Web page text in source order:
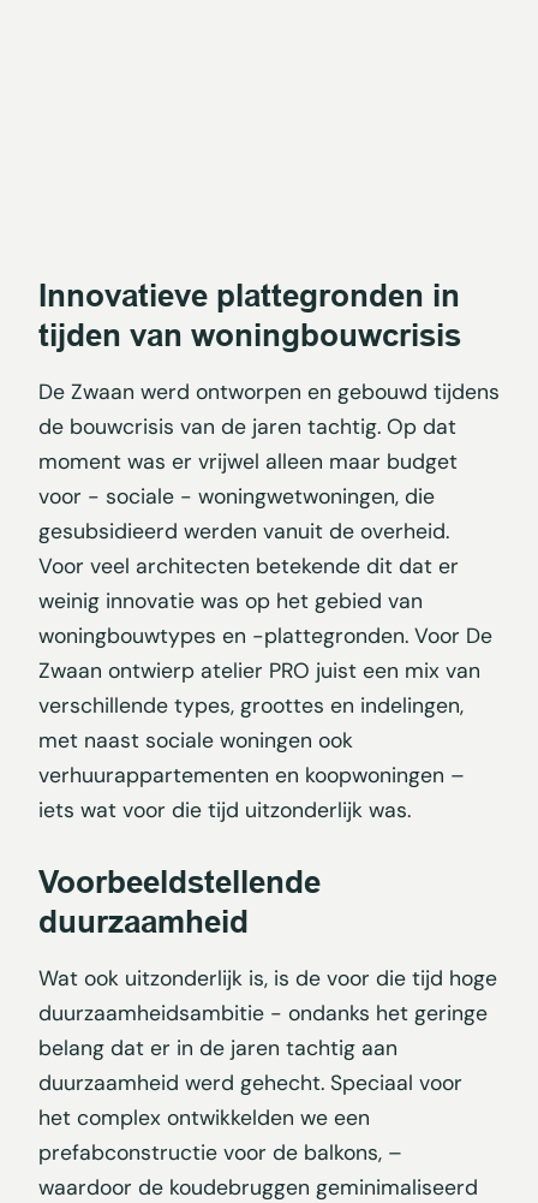
Innovatieve plattegronden in
tijden van woningbouwcrisis
De Zwaan werd ontworpen en gebouwd tijdens
de bouwcrisis van de jaren tachtig. Op dat
moment was er vrijwel alleen maar budget
voor - sociale - woningwetwoningen, die
gesubsidieerd werden vanuit de overheid.
Voor veel architecten betekende dit dat er
weinig innovatie was op het gebied van
woningbouwtypes en -plattegronden. Voor De
Zwaan ontwierp atelier PRO juist een mix van
verschillende types, groottes en indelingen,
met naast sociale woningen ook
verhuurappartementen en koopwoningen –
iets wat voor die tijd uitzonderlijk was.
Voorbeeldstellende
duurzaamheid
Wat ook uitzonderlijk is, is de voor die tijd hoge
duurzaamheidsambitie - ondanks het geringe
belang dat er in de jaren tachtig aan
duurzaamheid werd gehecht. Speciaal voor
het complex ontwikkelden we een
prefabconstructie voor de balkons, –
waardoor de koudebruggen geminimaliseerd